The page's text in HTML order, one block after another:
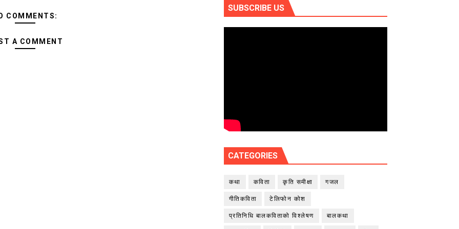
COMMENTS:
A COMMENT
SUBSCRIBE US
CATEGORIES
कथा कविता कृति समीक्षा गजल
गीतिकविता टेलिफोन कोश
प्रतिनिधि बालकविताको विश्लेषण बालकथा